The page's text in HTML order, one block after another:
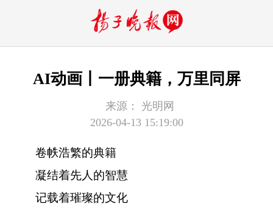
AI动画丨一册典籍，万里同屏
来源：
光明网
2026-04-13 15:19:00
卷帙浩繁的典籍
凝结着先人的智慧
记载着璀璨的文化